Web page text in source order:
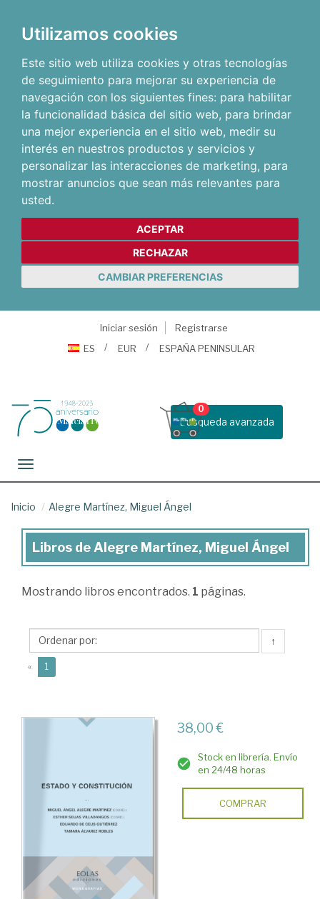
Utilizamos cookies
Este sitio web utiliza cookies y otras tecnologías
de seguimiento para mejorar su experiencia de
navegación con los siguientes fines: para habilitar
la funcionalidad básica del sitio web, para brindar
una mejor experiencia en el sitio web, medir su
interés en nuestros productos y servicios y
personalizar las interacciones de marketing, para
mostrar anuncios que sean más relevantes para
usted.
ACEPTAR
RECHAZAR
CAMBIAR PREFERENCIAS
Iniciar sesión
Registrarse
ES
EUR ESPAÑA PENINSULAR
Busqueda avanzada
0
Toggle navigation
Inicio Alegre Martínez, Miguel Ángel
Libros
Alegre
Miguel
Ángel
Libros de Alegre Martínez, Miguel Ángel
Mostrando libros encontrados. 1 páginas.
↑
« 1
38,00 €
Stock en librería. Envío
en 24/48 horas
COMPRAR